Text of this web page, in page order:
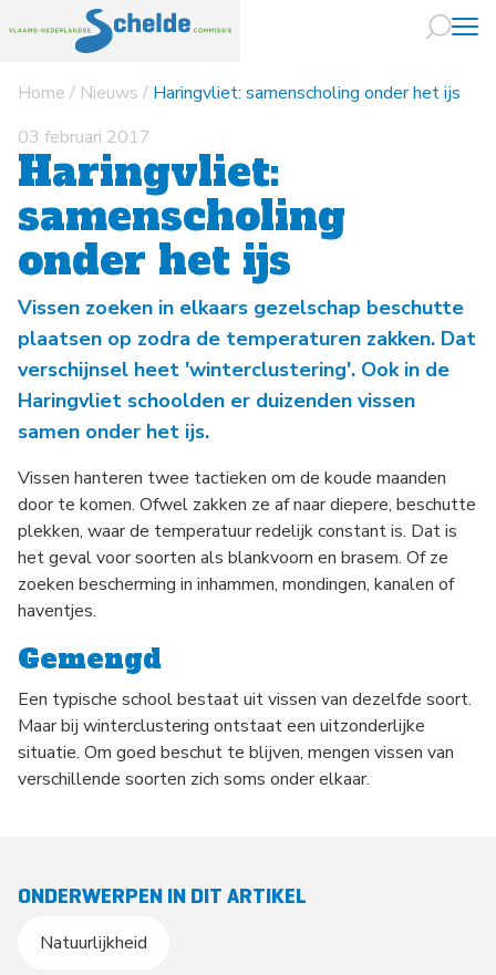
Naar
Home / Nieuws / Haringvliet: samenscholing onder het ijs
03 februari 2017
Haringvliet:
samenscholing
onder het ijs
Vissen zoeken in elkaars gezelschap beschutte
plaatsen op zodra de temperaturen zakken. Dat
verschijnsel heet 'winterclustering'. Ook in de
Haringvliet schoolden er duizenden vissen
samen onder het ijs.
Vissen hanteren twee tactieken om de koude maanden
door te komen. Ofwel zakken ze af naar diepere, beschutte
plekken, waar de temperatuur redelijk constant is. Dat is
het geval voor soorten als blankvoorn en brasem. Of ze
zoeken bescherming in inhammen, mondingen, kanalen of
haventjes.
Gemengd
Een typische school bestaat uit vissen van dezelfde soort.
Maar bij winterclustering ontstaat een uitzonderlijke
situatie. Om goed beschut te blijven, mengen vissen van
verschillende soorten zich soms onder elkaar.
ONDERWERPEN IN DIT ARTIKEL
Natuurlijkheid